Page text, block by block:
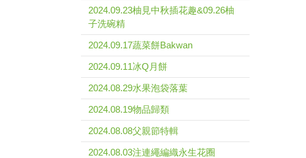
2024.09.23柚見中秋插花趣&09.26柚
子洗碗精
2024.09.17蔬菜餅Bakwan
2024.09.11冰Q月餅
2024.08.29水果泡袋落葉
2024.08.19物品歸類
2024.08.08父親節特輯
2024.08.03注連繩編織永生花圈